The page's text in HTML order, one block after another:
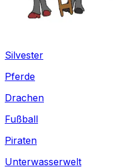
Silvester
Pferde
Drachen
Fußball
Piraten
Unterwasserwelt